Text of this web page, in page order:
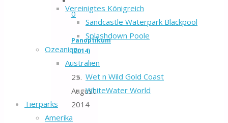
Vereinigtes Königreich
Sandcastle Waterpark Blackpool
Splashdown Poole
Ozeanien
Australien
Wet n Wild Gold Coast
WhiteWater World
Tierparks
Amerika
0
Panoptikum
(2014)
25.
August
2014